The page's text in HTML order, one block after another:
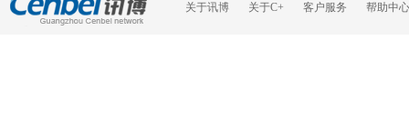
关于讯博 关于C+ 客户服务 帮助中心